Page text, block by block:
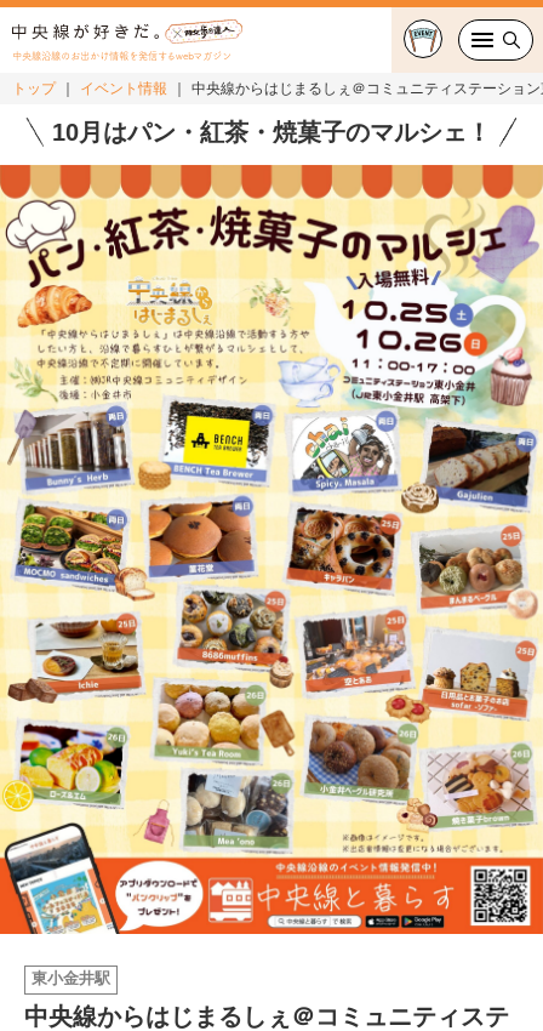
中央線沿線のお出かけ情報を発信するwebマガジン
グルメ・カフェ
スイーツ・テイクアウト
おでかけ
ショッピング
中央線カルチャー
特集
連載
中央線フェス
イベント情報
おしらせ
駅から探す
トップ イベント情報 中央線からはじまるしぇ＠コミュニティステーショ
10月はパン・紅茶・焼菓子のマルシェ！
東小金井駅
中央線からはじまるしぇ＠コミュニティステ